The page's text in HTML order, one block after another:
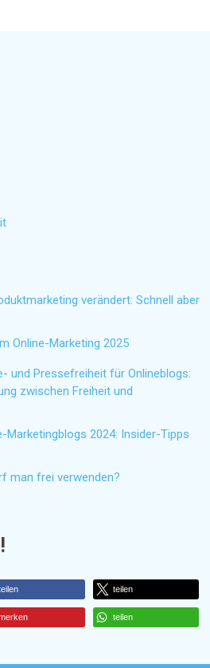
verändert: Schnell aber
Online-Marketing 2025
und Pressefreiheit für Onlineblogs:
zwischen Freiheit und
Marketingblogs 2024: Insider-Tipps
man frei verwenden?
teilen
teilen